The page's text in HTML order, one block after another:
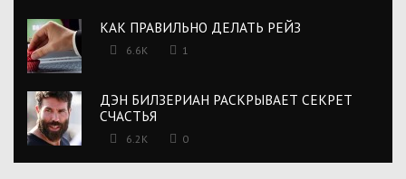
КАК ПРАВИЛЬНО ДЕЛАТЬ РЕЙЗ
6.6K 1
ДЭН БИЛЗЕРИАН РАСКРЫВАЕТ СЕКРЕТ
СЧАСТЬЯ
6.2K 0